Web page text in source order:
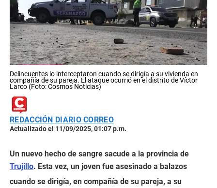
Delincuentes lo interceptaron cuando se dirigía a su vivienda en
compañía de su pareja. El ataque ocurrió en el distrito de Víctor
Larco (Foto: Cosmos Noticias)
REDACCIÓN DIARIO CORREO
Actualizado el 11/09/2025, 01:07 p.m.
Un nuevo hecho de sangre sacude a la provincia de
Trujillo. Esta vez, un joven fue asesinado a balazos
cuando se dirigía, en compañía de su pareja, a su